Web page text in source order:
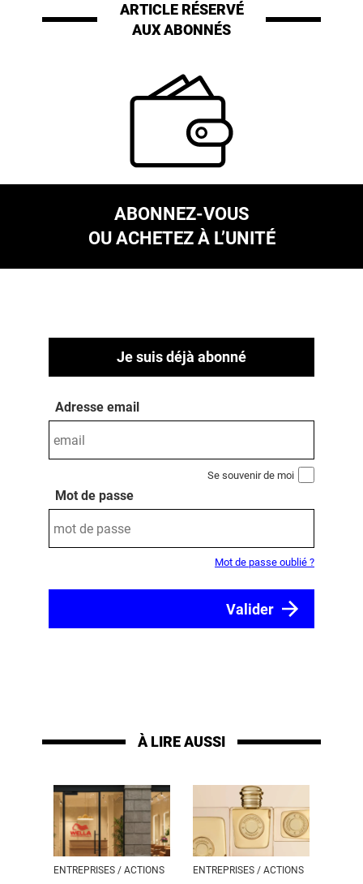
ARTICLE RÉSERVÉ
AUX ABONNÉS
ABONNEZ-VOUS
OU ACHETEZ À L’UNITÉ
Je suis déjà abonné
Adresse email
Se souvenir de moi
Mot de passe
Mot de passe oublié ?
À LIRE AUSSI
ENTREPRISES / ACTIONS ENTREPRISES / ACTIONS